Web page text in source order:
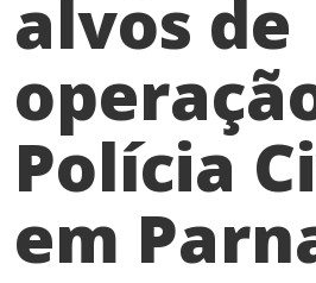
alvos de
Polícia
em